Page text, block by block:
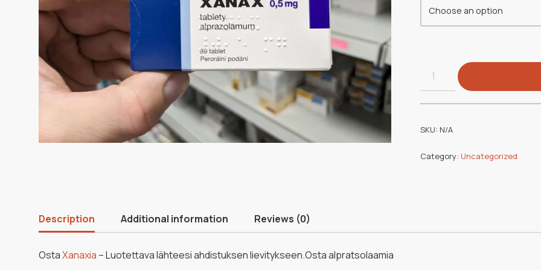
SKU: N/A
Category: Uncategorized
Description Additional information Reviews (0)
OstaXanaxia – Luotettava lähteesi ahdistuksen lievitykseen.Osta alpratsolaamia